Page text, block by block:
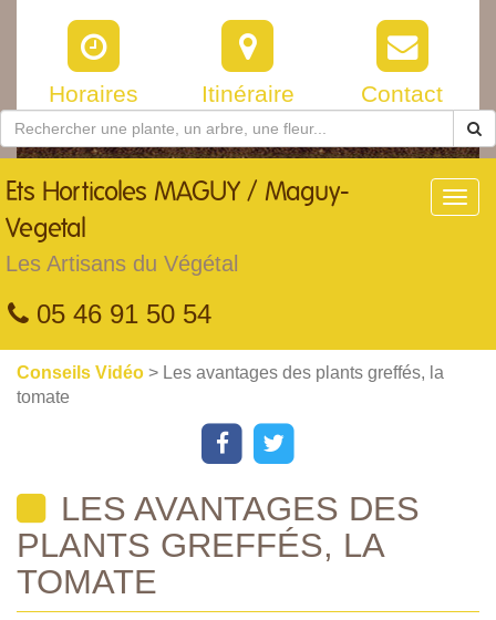
Horaires Itinéraire Contact
Ets Horticoles MAGUY / Maguy-
Vegetal
Les Artisans du Végétal
05 46 91 50 54
Conseils Vidéo > Les avantages des plants greffés, la
tomate
LES AVANTAGES DES
PLANTS GREFFÉS, LA
TOMATE